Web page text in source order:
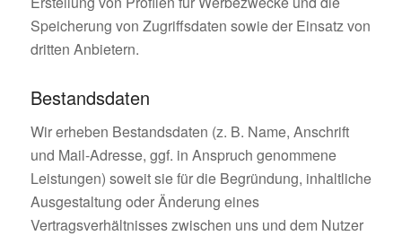
Speicherung von Zugriffsdaten sowie der Einsatz von
dritten Anbietern.
Bestandsdaten
Wir erheben Bestandsdaten (z. B. Name, Anschrift
und Mail-Adresse, ggf. in Anspruch genommene
Leistungen) soweit sie für die Begründung, inhaltliche
Ausgestaltung oder Änderung eines
Vertragsverhältnisses zwischen uns und dem Nutzer